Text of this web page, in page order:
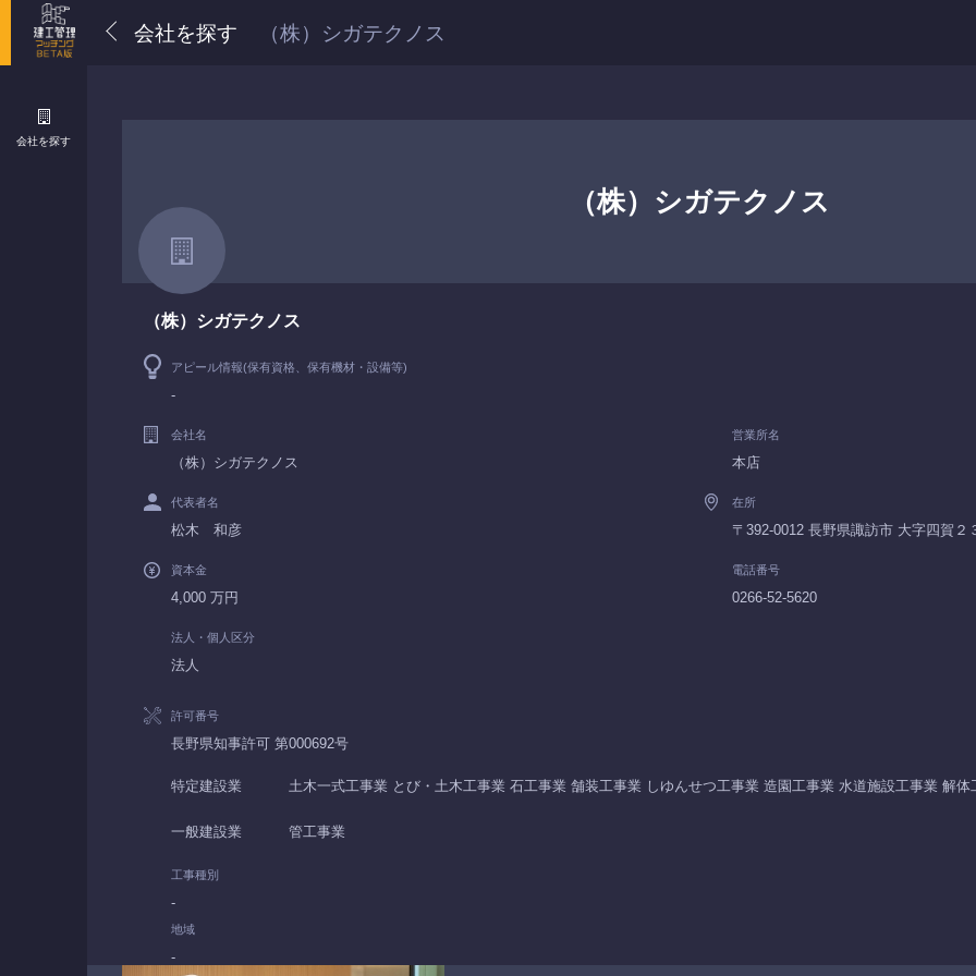
会社を探す （株）シガテクノス
（株）シガテクノス
（株）シガテクノス
アピール情報(保有資格、保有機材・設備等)
-
会社名
（株）シガテクノス
代表者名
松木 和彦
資本金
4,000 万円
法人・個人区分
法人
営業所名
本店
在所
〒392-0012 長野県諏訪市 大字四賀２
電話番号
0266-52-5620
許可番号
長野県知事許可 第000692号
特定建設業 土木一式工事業 とび・土木工事業 石工事業 舗装工事業 しゆんせつ工事業 造園工事業 水道施設工事業 解体
一般建設業 管工事業
工事種別
-
地域
-
会社を探す